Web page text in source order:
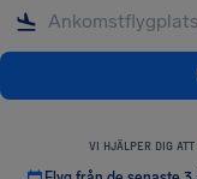
VI HJÄLPER DIG